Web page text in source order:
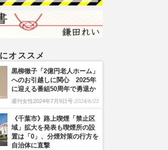
オススメ
黒柳徹子「2億円老人ホーム」
へのお引越しに関心 2025年
に迎える番組50周年で勇退か
週刊女性2024年7月9日号 2024/6/25
《千葉市》路上喫煙「禁止区
域」拡大を発表も喫煙所の設
置は「0」、分煙対策の行方を
自治体に直撃